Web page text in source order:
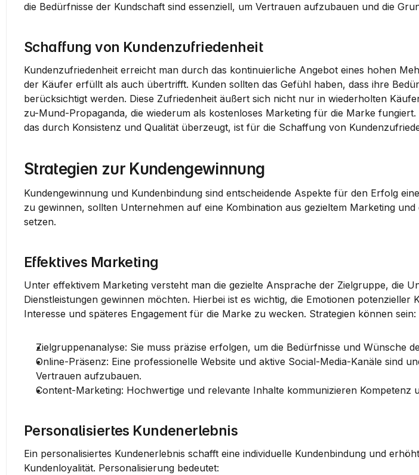
die Bedürfnisse der Kundschaft sind essenziell, um Vertrauen aufzubauen und die
Schaffung von Kundenzufriedenheit
Kundenzufriedenheit erreicht man durch das kontinuierliche Angebot eines hohen
der Käufer erfüllt als auch übertrifft. Kunden sollten das Gefühl haben, dass ihre
berücksichtigt werden. Diese Zufriedenheit äußert sich nicht nur in wiederholten
zu-Mund-Propaganda, die wiederum als kostenloses Marketing für die Marke fungiert.
das durch Konsistenz und Qualität überzeugt, ist für die Schaffung von
Strategien zur Kundengewinnung
Kundengewinnung und Kundenbindung sind entscheidende Aspekte für den Erfolg
zu gewinnen, sollten Unternehmen auf eine Kombination aus gezieltem Marketing
setzen.
Effektives Marketing
Unter effektivem Marketing versteht man die gezielte Ansprache der Zielgruppe, die
Dienstleistungen gewinnen möchten. Hierbei ist es wichtig, die Emotionen potenzieller
Interesse und späteres Engagement für die Marke zu wecken. Strategien können sein:
Zielgruppenanalyse: Sie muss präzise erfolgen, um die Bedürfnisse und Wünsche
Online-Präsenz: Eine professionelle Website und aktive Social-Media-Kanäle sind
Vertrauen aufzubauen.
Content-Marketing: Hochwertige und relevante Inhalte kommunizieren Kompetenz
Personalisiertes Kundenerlebnis
Ein personalisiertes Kundenerlebnis schafft eine individuelle Kundenbindung und
Kundenloyalität. Personalisierung bedeutet: